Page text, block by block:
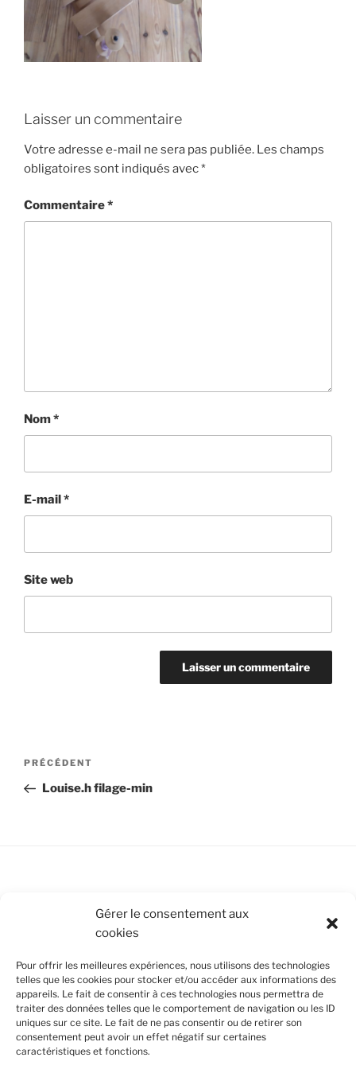
Gérer le consentement aux
cookies
Pour offrir les meilleures expériences, nous utilisons des technologies
telles que les cookies pour stocker et/ou accéder aux informations des
appareils. Le fait de consentir à ces technologies nous permettra de
traiter des données telles que le comportement de navigation ou les ID
uniques sur ce site. Le fait de ne pas consentir ou de retirer son
consentement peut avoir un effet négatif sur certaines
caractéristiques et fonctions.
Laisser un commentaire
Votre adresse e-mail ne sera pas publiée. Les champs
obligatoires sont indiqués avec*
Commentaire*
Nom*
E-mail *
Site web
Navigation
l’article
Article
précédent
PRÉCÉDENT
Louise.h filage-min
Conditions Générales de Vente
Mentions légales
Politique de cookies (UE)
SUIVEZ-NOUS
FacebookInstagram